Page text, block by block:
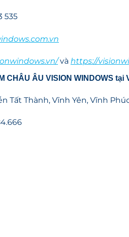
535
và https://
CHÂU ÂU VISION WINDOWS tại
Tất Thành, Vĩnh Yên, Vĩnh